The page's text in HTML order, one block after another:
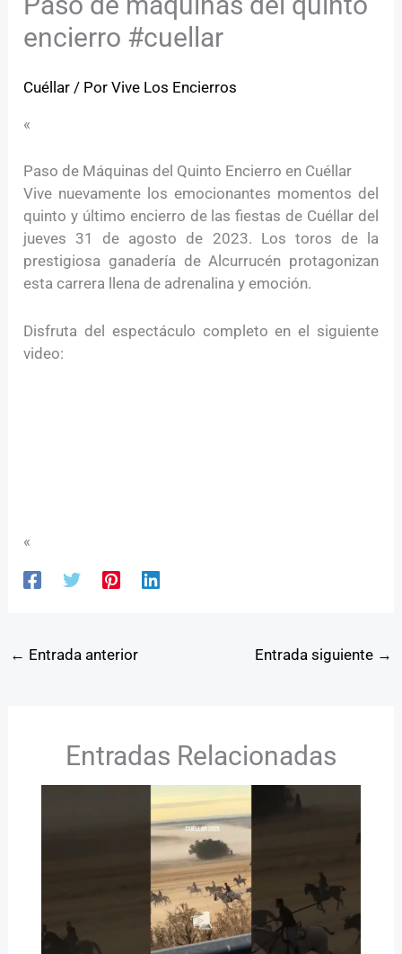
encierro #cuellar
Cuéllar / PorVive Los Encierros
«
Paso de Máquinas del Quinto Encierro en Cuéllar
Vive nuevamente los emocionantes momentos del
quinto y último encierro de las fiestas de Cuéllar del
jueves 31 de agosto de 2023. Los toros de la
prestigiosa ganadería de Alcurrucén protagonizan
esta carrera llena de adrenalina y emoción.
Disfruta del espectáculo completo en el siguiente
video:
«
← Entrada anterior Entrada siguiente →
Entradas Relacionadas